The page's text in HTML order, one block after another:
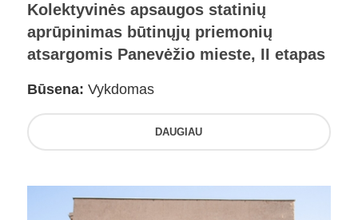
Kolektyvinės apsaugos statinių
aprūpinimas būtinųjų priemonių
atsargomis Panevėžio mieste, II etapas
Būsena: Vykdomas
DAUGIAU